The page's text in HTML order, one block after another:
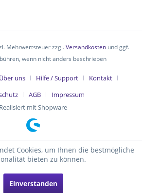
Mehrwertsteuer zzgl.Versandkosten und ggf.
wenn nicht anders beschrieben
Über uns Hilfe / Support
Kontakt
AGB
Impressum
Realisiert mit Shopware
Cookies, um Ihnen die bestmögliche
bieten zu können.
Einverstanden